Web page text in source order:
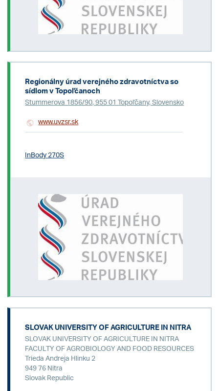
Regionálny úrad verejného zdravotníctva so
sídlom v Topoľčanoch
Stummerova 1856/90, 955 01 Topoľčany, Slovensko
www.uvzsr.sk
InBody 270S
SLOVAK UNIVERSITY OF AGRICULTURE IN NITRA
SLOVAK UNIVERSITY OF AGRICULTURE IN NITRA
FACULTY OF AGROBIOLOGY AND FOOD RESOURCES
Trieda Andreja Hlinku 2
949 76 Nitra
Slovak Republic